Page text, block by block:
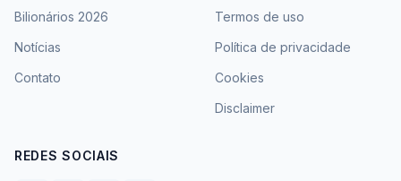
Bilionários 2026
Notícias
Contato
Termos de uso
Política de privacidade
Cookies
Disclaimer
REDES SOCIAIS